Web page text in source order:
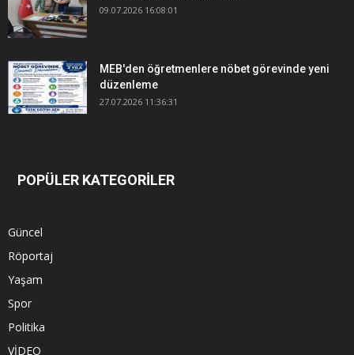
09.07.2026 16:08:01
MEB'den öğretmenlere nöbet görevinde yeni
düzenleme
27.07.2026 11:36:31
POPÜLER KATEGORİLER
Güncel
Röportaj
Yaşam
Spor
Politika
VİDEO